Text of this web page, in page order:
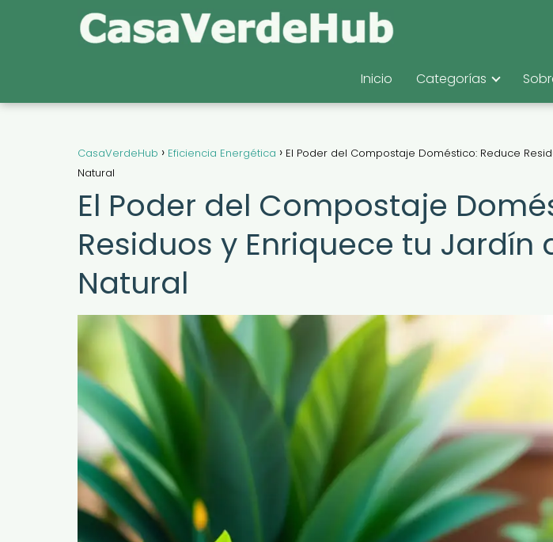
Inicio Categorías
CasaVerdeHub Eficiencia Energética
El Poder del Compostaje Doméstico: Reduce
Natural
El Poder del Compostaje
Residuos y Enriquece tu Jardín
Natural